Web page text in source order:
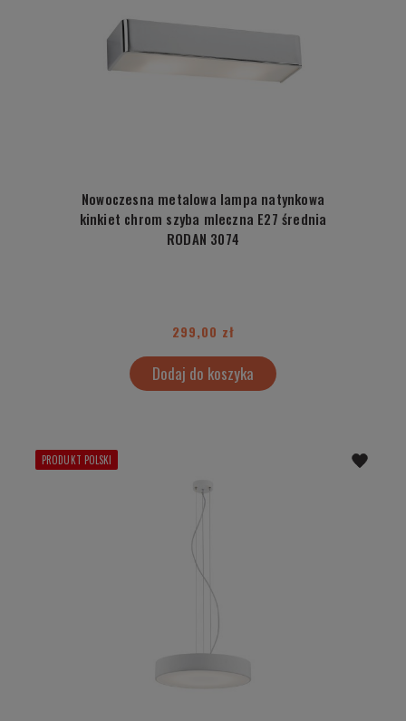
Nowoczesna metalowa lampa natynkowa
kinkiet chrom szyba mleczna E27 średnia
RODAN 3074
299,00 zł
Dodaj do koszyka
PRODUKT POLSKI